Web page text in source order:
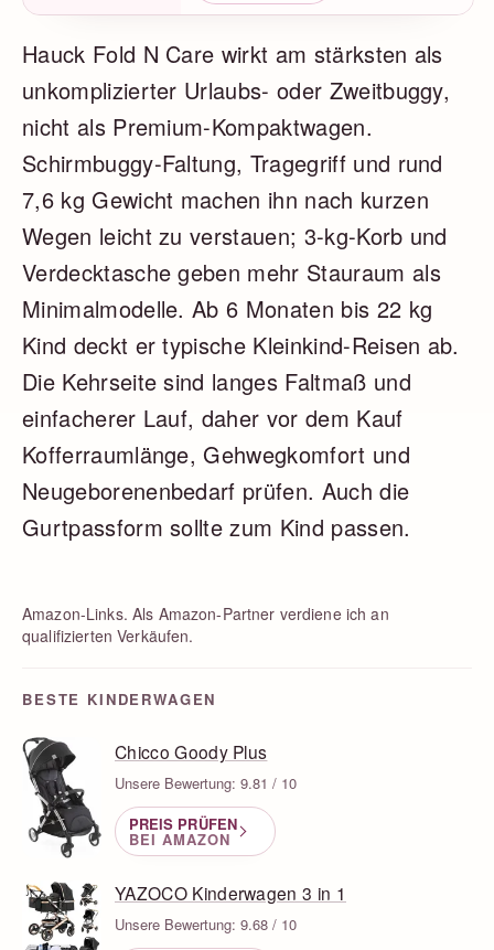
Hauck Fold N Care wirkt am stärksten als
unkomplizierter Urlaubs- oder Zweitbuggy,
nicht als Premium-Kompaktwagen.
Schirmbuggy-Faltung, Tragegriff und rund
7,6 kg Gewicht machen ihn nach kurzen
Wegen leicht zu verstauen; 3-kg-Korb und
Verdecktasche geben mehr Stauraum als
Minimalmodelle. Ab 6 Monaten bis 22 kg
Kind deckt er typische Kleinkind-Reisen ab.
Die Kehrseite sind langes Faltmaß und
einfacherer Lauf, daher vor dem Kauf
Kofferraumlänge, Gehwegkomfort und
Neugeborenenbedarf prüfen. Auch die
Gurtpassform sollte zum Kind passen.
Amazon-Links. Als Amazon-Partner verdiene ich an
qualifizierten Verkäufen.
BESTE KINDERWAGEN
Chicco Goody Plus
Unsere Bewertung: 9.81 / 10
PREIS PRÜFEN
BEI AMAZON
YAZOCO Kinderwagen 3 in 1
Unsere Bewertung: 9.68 / 10